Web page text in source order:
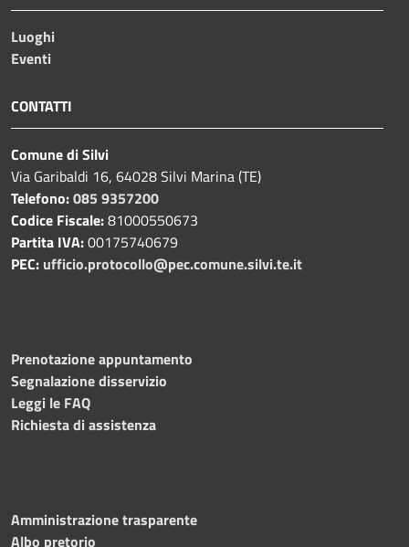
Luoghi
Eventi
CONTATTI
Comune di Silvi
Via Garibaldi 16, 64028 Silvi Marina (TE)
Telefono:085 9357200
Codice Fiscale:81000550673
Partita IVA:00175740679
PEC: ufficio.protocollo@pec.comune.silvi.te.it
Prenotazione appuntamento
Segnalazione disservizio
Leggi le FAQ
Richiesta di assistenza
Amministrazione trasparente
Albo pretorio